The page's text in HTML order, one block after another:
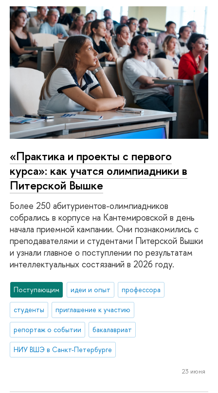
«Практика и проекты с первого
курса»: как учатся олимпиадники в
Питерской Вышке
Более 250 абитуриентов-олимпиадников
собрались в корпусе на Кантемировской в день
начала приемной кампании. Они познакомились с
преподавателями и студентами Питерской Вышки
и узнали главное о поступлении по результатам
интеллектуальных состязаний в 2026 году.
Поступающим идеи и опыт профессора
студенты приглашение к участию
репортаж о событии бакалавриат
НИУ ВШЭ в Санкт-Петербурге
23 июня